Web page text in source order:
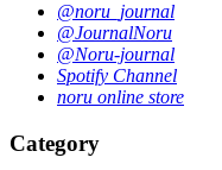
@noru_journal
@JournalNoru
@Noru-journal
Spotify Channel
noru online store
Category